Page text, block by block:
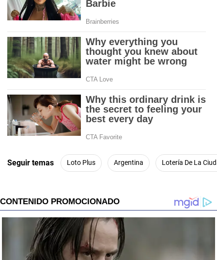
Seguir temas Loto Plus Argentina Lotería De La